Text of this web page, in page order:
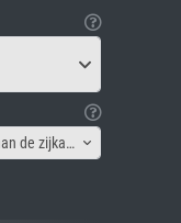
Canvas lijst - Afbeelding gespiegeld aan de zijkant